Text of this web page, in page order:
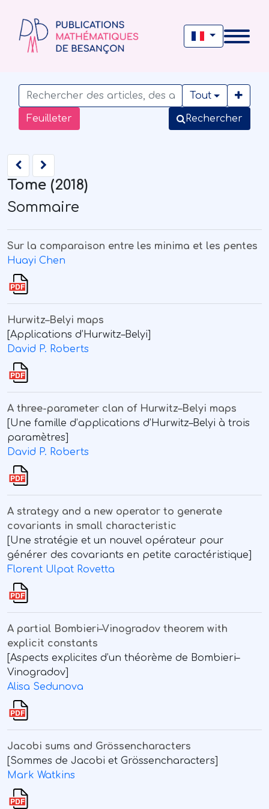
Feuilleter
Tout
Rechercher
Tome (2018)
Sommaire
Sur la comparaison entre les minima et les pentes
Huayi Chen
Hurwitz–Belyi maps
[Applications d’Hurwitz–Belyi]
David P. Roberts
A three-parameter clan of Hurwitz–Belyi maps
[Une famille d’applications d’Hurwitz–Belyi à trois
paramètres]
David P. Roberts
A strategy and a new operator to generate
covariants in small characteristic
[Une stratégie et un nouvel opérateur pour
générer des covariants en petite caractéristique]
Florent Ulpat Rovetta
A partial Bombieri–Vinogradov theorem with
explicit constants
[Aspects explicites d’un théorème de Bombieri–
Vinogradov]
Alisa Sedunova
Jacobi sums and Grössencharacters
[Sommes de Jacobi et Grössencharacters]
Mark Watkins